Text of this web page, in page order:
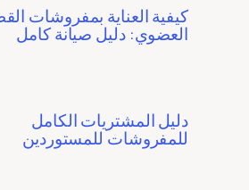
كيفية العناية بمفروشات القطن
العضوي: دليل صيانة كامل
دليل المشتريات الكامل
للمفروشات للمستوردين